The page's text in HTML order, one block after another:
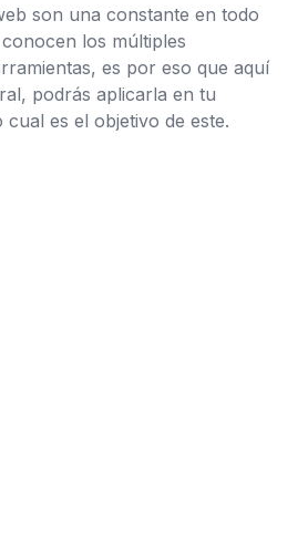
son una constante en todo
los múltiples
es por eso que aquí
podrás aplicarla en tu
cual es el objetivo de este.